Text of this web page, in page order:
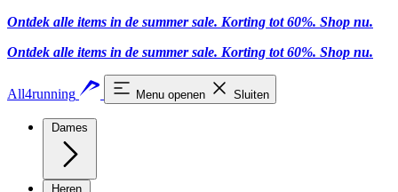
Ontdek alle items in de summer sale. Korting tot 60%. Shop nu.
Ontdek alle items in de summer sale. Korting tot 60%. Shop nu.
All4running Menu openen Sluiten
Dames
Heren